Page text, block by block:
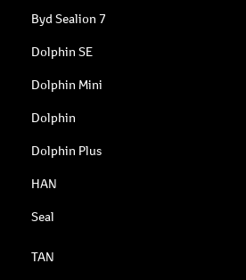
Byd Sealion 7
Dolphin SE
Dolphin Mini
Dolphin
Dolphin Plus
HAN
Seal
TAN